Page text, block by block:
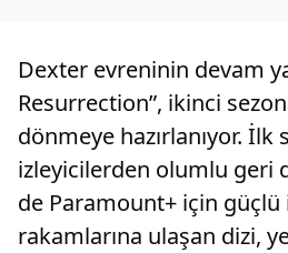
Dexter evreninin devam
Resurrection”, ikinci
dönmeye hazırlanıyor. İlk
izleyicilerden olumlu geri
de Paramount+ için güçlü
rakamlarına ulaşan dizi,